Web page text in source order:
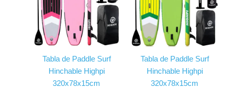
Tabla de Paddle Surf
Hinchable Highpi
320x78x15cm
Tabla de Paddle Surf
Hinchable Highpi
320x78x15cm